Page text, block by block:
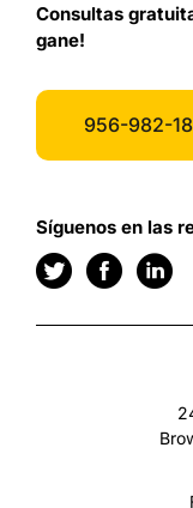
Consultas
gane!
956-982-
Síguenos en las